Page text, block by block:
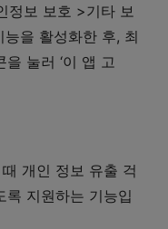
정보 보호 >기타 보
을 활성화한 후, 최
눌러 ‘이 앱 고
개인 정보 유출 걱
록 지원하는 기능입